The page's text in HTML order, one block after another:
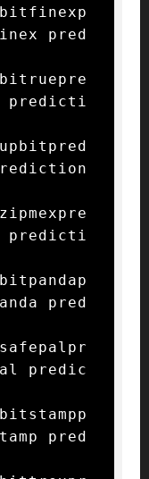
pred
predicti
predicti
pred
predic
pred